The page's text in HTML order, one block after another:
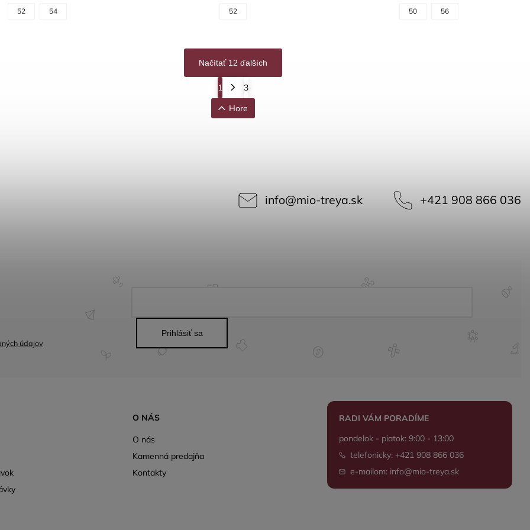
52 54 52 50 56
Načítať 12 ďalších
1
3
Hore
info@mio-treya.sk +421 908 866 036
údajov
Prihlásiť sa
O NÁS
O nás
Kamenná predajňa
Kontakty
RADI VÁM PORADÍME
pondelok - piatok: 9:00 - 13:00
telefonicky: +421 908 866 036
e-mailom: info@mio-treya.sk